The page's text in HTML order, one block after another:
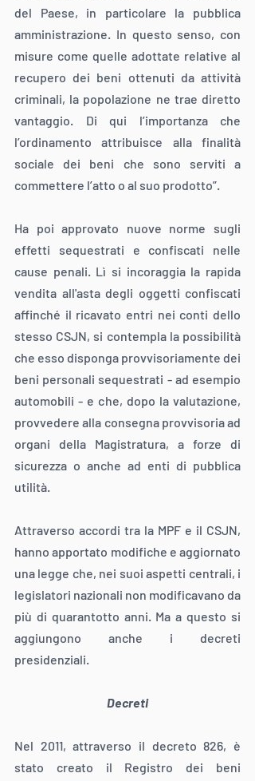
del Paese, in particolare la pubblica
amministrazione. In questo senso, con
misure come quelle adottate relative al
recupero dei beni ottenuti da attività
criminali, la popolazione ne trae diretto
vantaggio. Di qui l’importanza che
l’ordinamento attribuisce alla finalità
sociale dei beni che sono serviti a
commettere l’atto o al suo prodotto”.
Ha poi approvato nuove norme sugli
effetti sequestrati e confiscati nelle
cause penali. Lì si incoraggia la rapida
vendita all'asta degli oggetti confiscati
affinché il ricavato entri nei conti dello
stesso CSJN, si contempla la possibilità
che esso disponga provvisoriamente dei
beni personali sequestrati - ad esempio
automobili - e che, dopo la valutazione,
provvedere alla consegna provvisoria ad
organi della Magistratura, a forze di
sicurezza o anche ad enti di pubblica
utilità.
Attraverso accordi tra la MPF e il CSJN,
hanno apportato modifiche e aggiornato
una legge che, nei suoi aspetti centrali, i
legislatori nazionali non modificavano da
più di quarantotto anni. Ma a questo si
aggiungono anche i decreti
presidenziali.
Decreti
Nel 2011, attraverso il decreto 826, è
stato creato il Registro dei beni